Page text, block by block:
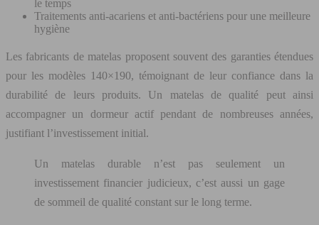
le temps
Traitements anti-acariens et anti-bactériens pour une meilleure
hygiène
Les fabricants de matelas proposent souvent des garanties étendues
pour les modèles 140×190, témoignant de leur confiance dans la
durabilité de leurs produits. Un matelas de qualité peut ainsi
accompagner un dormeur actif pendant de nombreuses années,
justifiant l’investissement initial.
Un matelas durable n’est pas seulement un
investissement financier judicieux, c’est aussi un gage
de sommeil de qualité constant sur le long terme.